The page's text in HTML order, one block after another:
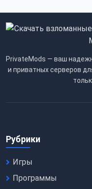
PrivateMods — ваш
и приватных серверов
Рубрики
Игры
Программы